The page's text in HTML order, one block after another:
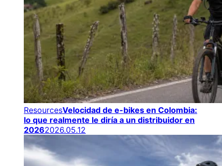
ResourcesVelocidad de e-bikes en Colombia:
lo que realmente le diría a un distribuidor en
20262026.05.12